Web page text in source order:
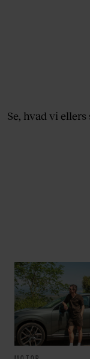
Se, hvad vi